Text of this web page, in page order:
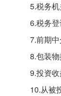
5.税务
6.税务
7.前期
8.包装
9.投资
10.从被